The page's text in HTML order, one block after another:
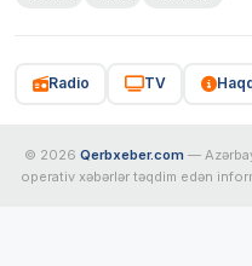
Radio TV
© 2026 Qerbxeber.com —
operativ xəbərlər təqdim edən